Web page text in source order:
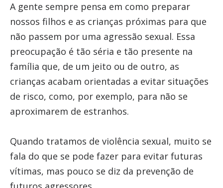
A gente sempre pensa em como preparar
nossos filhos e as crianças próximas para que
não passem por uma agressão sexual. Essa
preocupação é tão séria e tão presente na
família que, de um jeito ou de outro, as
crianças acabam orientadas a evitar situações
de risco, como, por exemplo, para não se
aproximarem de estranhos.
Quando tratamos de violência sexual, muito se
fala do que se pode fazer para evitar futuras
vítimas, mas pouco se diz da prevenção de